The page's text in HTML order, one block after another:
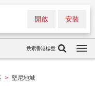
安裝
開啟
搜索香港樓盤
> 堅尼地城